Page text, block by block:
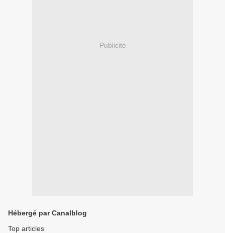
Publicité
Hébergé par Canalblog
Top articles